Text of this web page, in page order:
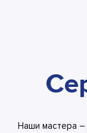
Наши мастера